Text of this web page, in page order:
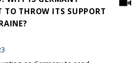
TO THROW ITS SUPPORT